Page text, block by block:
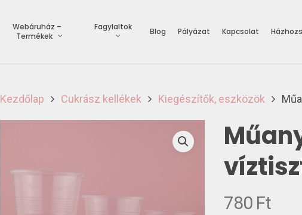
Webáruház –
Termékek
Fagylaltok Blog Pályázat Kapcsolat
Kezdőlap Cukrász kellékek Kiegészítők, eszközök
780 Ft